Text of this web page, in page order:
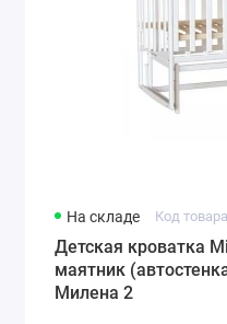
На складе Код
Детская кроватка
маятник
Милена 2